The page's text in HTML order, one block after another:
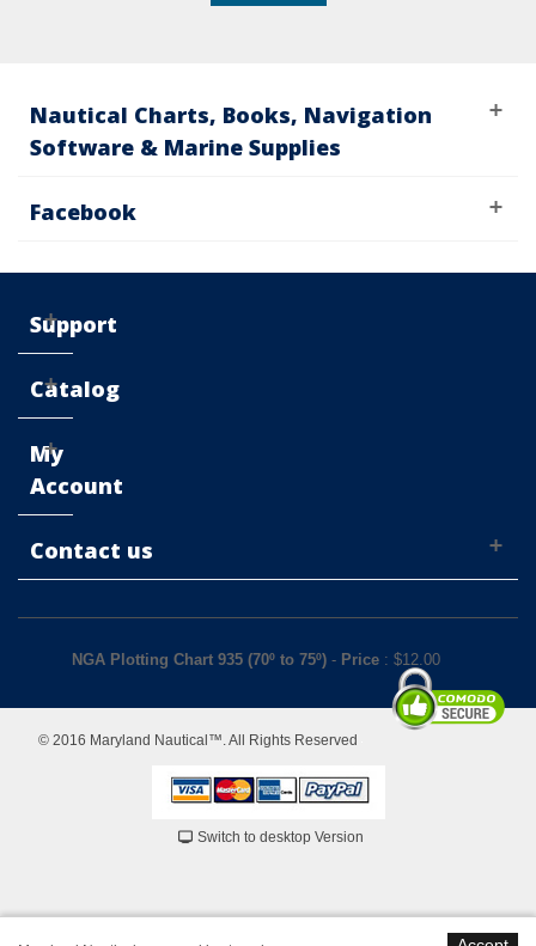
Nautical Charts, Books, Navigation
Software & Marine Supplies
Facebook
Support
Catalog
My
Account
Contact us
NGA Plotting Chart 935 (70º to 75º) - Price : $12.00
© 2016 Maryland Nautical™. All Rights Reserved
Switch to desktop Version